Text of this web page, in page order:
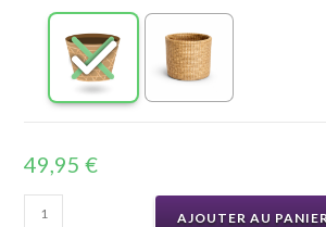
49,95€
AJOUTER AU PANIER